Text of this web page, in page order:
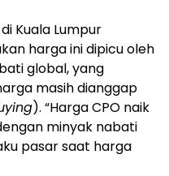
Kuala Lumpur
harga ini dipicu oleh
global, yang
masih dianggap
). “Harga CPO naik
minyak nabati
pasar saat harga